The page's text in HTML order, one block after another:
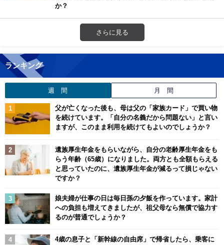
か？
さらに見る
ランキング
週 間 月 間
父が亡くなった後も、母は父の「家族カード」で買い物
を続けています。「自分の名義だから問題ない」と言い
ますが、このまま利用を続けてもよいのでしょうか？
遺族厚生年金をもらいながら、自分の老齢厚生年金をも
らう年齢（65歳）になりました。両方とも全額もらえる
と思っていたのに、遺族厚生年金が減るって損じゃない
ですか？
娘夫婦が仕事の日は毎日孫の夕飯を作っています。家計
への負担も増えてきましたが、祖父母なら無償で協力す
るのが普通でしょうか？
4歳の息子と「新幹線の自由席」で帰省したら、乗客に